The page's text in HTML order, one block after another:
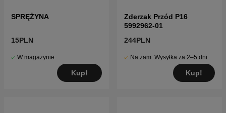
SPRĘŻYNA
15PLN
W magazynie
Kup!
Zderzak Przód P16
5992962-01
244PLN
Na zam. Wysyłka za 2–5 dni
Kup!